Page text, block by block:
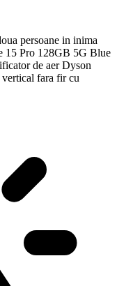
persoane in inima
15 Pro 128GB 5G Blue
de aer Dyson
fara fir cu